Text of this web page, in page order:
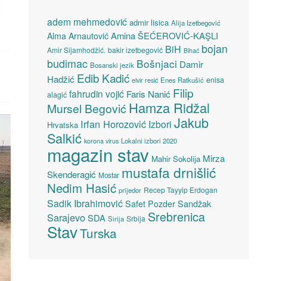
adem mehmedović admir lisica Alija Izetbegović
Alma Arnautović Amina ŠEĆEROVIĆ-KAŞLI
Amir Sijamhodžić. bakir izetbegović BiH Bihać bojan
budimac Bosanski jezik Bošnjaci Damir
Hadžić Edib Kadić elvir resić Enes Ratkušić enisa
alagić fahrudin vojić Faris Nanić Filip
Mursel Begović Hamza Ridžal
Hrvatska Irfan Horozović Izbori Jakub
Salkić korona virus Lokalni izbori 2020
magazin stav Mahir Sokolija Mirza
Skenderagić Mostar mustafa drnišlić
Nedim Hasić prijedor Recep Tayyip Erdogan
Sadik Ibrahimović Safet Pozder Sandžak
SarajevoSDA Sirija Srbija Srebrenica
StavTurska